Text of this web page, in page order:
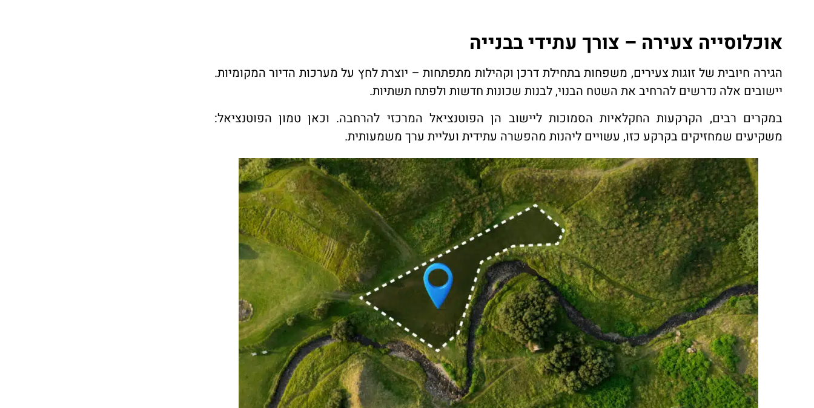
אוכלוסייה צעירה – צורך עתידי בבנייה
הגירה חיובית של זוגות צעירים, משפחות בתחילת דרכן וקהילות מתפתחות – יוצרת לחץ על מערכות הדיור המקומיות.
יישובים אלה נדרשים להרחיב את השטח הבנוי, לבנות שכונות חדשות ולפתח תשתיות.
במקרים רבים, הקרקעות החקלאיות הסמוכות ליישוב הן הפוטנציאל המרכזי להרחבה. וכאן טמון הפוטנציאל:
משקיעים שמחזיקים בקרקע כזו, עשויים ליהנות מהפשרה עתידית ועליית ערך משמעותית.